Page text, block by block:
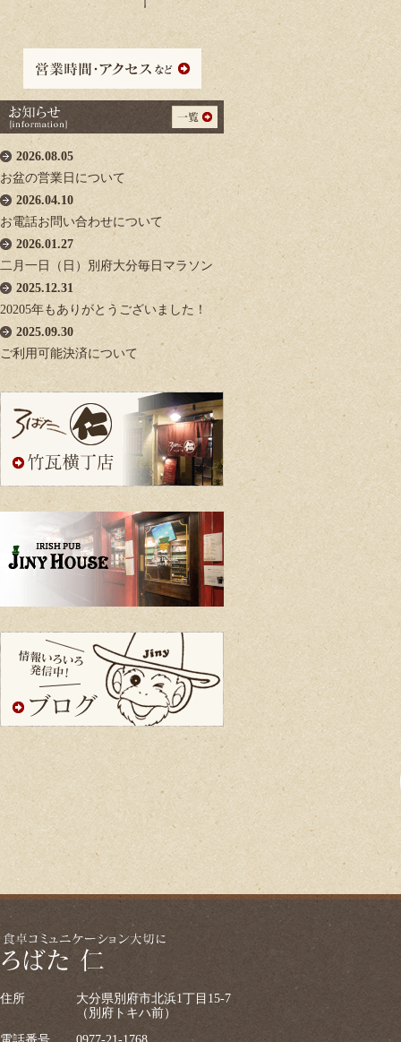
2026.08.05
お盆の営業日について
2026.04.10
お電話お問い合わせについて
2026.01.27
二月一日（日）別府大分毎日マラソン
2025.12.31
20205年もありがとうございました！
2025.09.30
ご利用可能決済について
住所
大分県別府市北浜1丁目15-7
（別府トキハ前）